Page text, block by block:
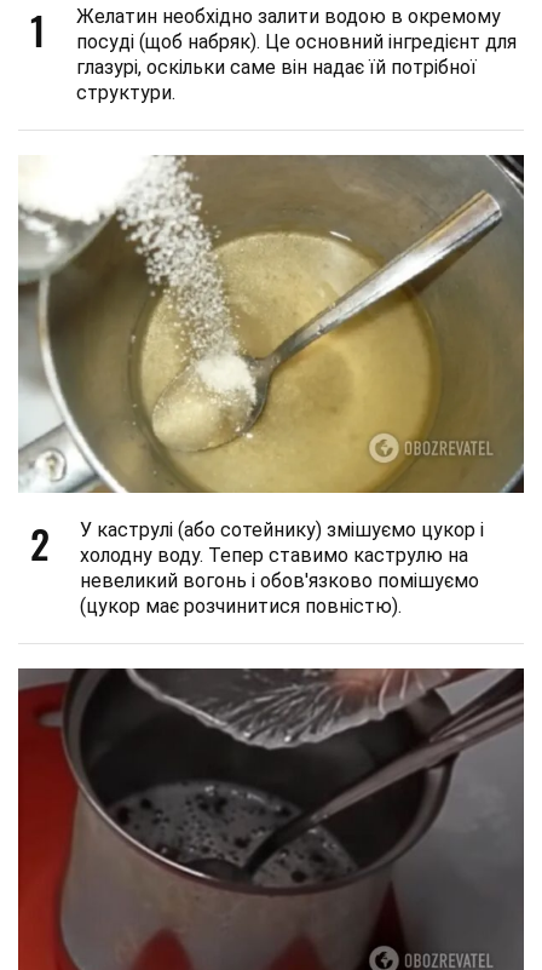
1
Желатин необхідно залити водою в окремому
посуді (щоб набряк). Це основний інгредієнт для
глазурі, оскільки саме він надає їй потрібної
структури.
2
У каструлі (або сотейнику) змішуємо цукор і
холодну воду. Тепер ставимо каструлю на
невеликий вогонь і обов'язково помішуємо
(цукор має розчинитися повністю).